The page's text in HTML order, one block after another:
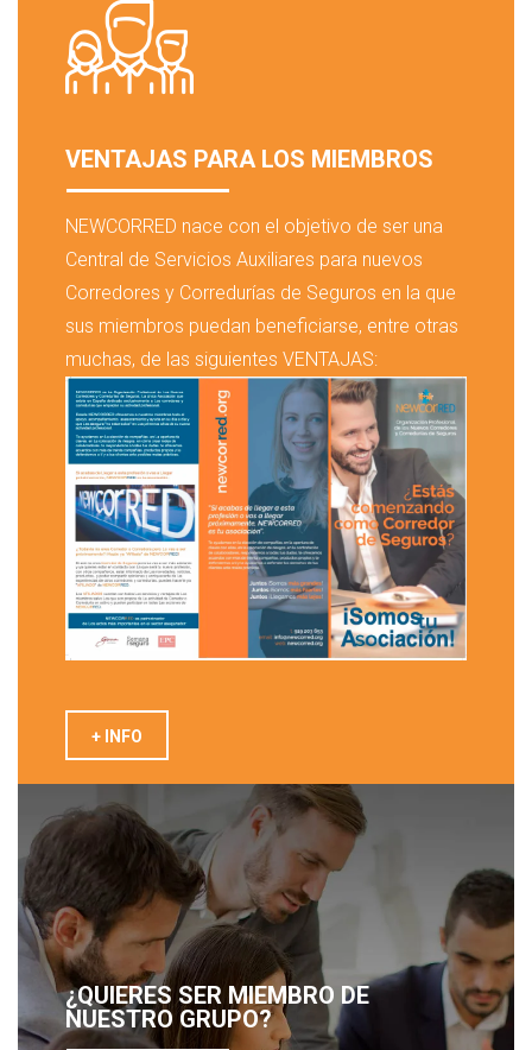
VENTAJAS PARA LOS MIEMBROS
NEWCORRED nace con el objetivo de ser una
Central de Servicios Auxiliares para nuevos
Corredores y Corredurías de Seguros en la que
sus miembros puedan beneficiarse, entre otras
muchas, de las siguientes VENTAJAS:
+ INFO
¿QUIERES SER MIEMBRO DE
NUESTRO GRUPO?